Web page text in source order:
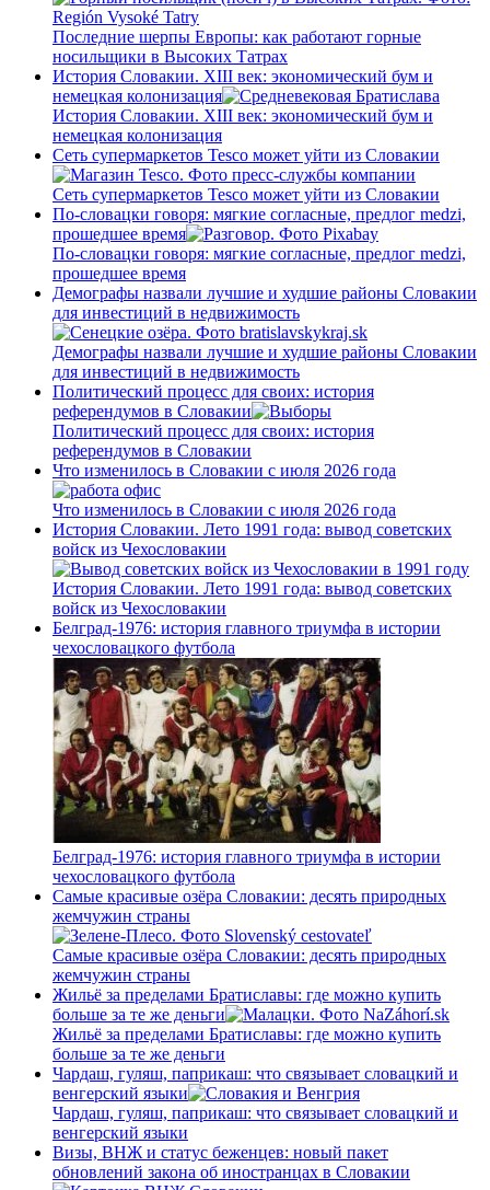
Последние шерпы Европы: как работают горные
носильщики в Высоких Татрах
История Словакии. XIII век: экономический бум и
немецкая колонизация
История Словакии. XIII век: экономический бум и
немецкая колонизация
Сеть супермаркетов Tesco может уйти из Словакии
Сеть супермаркетов Tesco может уйти из Словакии
По-словацки говоря: мягкие согласные, предлог medzi,
прошедшее время
По-словацки говоря: мягкие согласные, предлог medzi,
прошедшее время
Демографы назвали лучшие и худшие районы Словакии
для инвестиций в недвижимость
Демографы назвали лучшие и худшие районы Словакии
для инвестиций в недвижимость
Политический процесс для своих: история
референдумов в Словакии
Политический процесс для своих: история
референдумов в Словакии
Что изменилось в Словакии с июля 2026 года
Что изменилось в Словакии с июля 2026 года
История Словакии. Лето 1991 года: вывод советских
войск из Чехословакии
История Словакии. Лето 1991 года: вывод советских
войск из Чехословакии
Белград-1976: история главного триумфа в истории
чехословацкого футбола
Белград-1976: история главного триумфа в истории
чехословацкого футбола
Самые красивые озёра Словакии: десять природных
жемчужин страны
Самые красивые озёра Словакии: десять природных
жемчужин страны
Жильё за пределами Братиславы: где можно купить
больше за те же деньги
Жильё за пределами Братиславы: где можно купить
больше за те же деньги
Чардаш, гуляш, паприкаш: что связывает словацкий и
венгерский языки
Чардаш, гуляш, паприкаш: что связывает словацкий и
венгерский языки
Визы, ВНЖ и статус беженцев: новый пакет
обновлений закона об иностранцах в Словакии